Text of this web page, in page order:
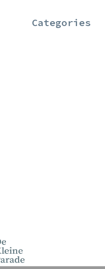
Categories